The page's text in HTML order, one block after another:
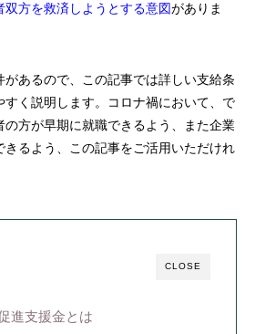
双方を救済しようとする意図がありま
あるので、この記事では詳しい支給条
く説明します。コロナ禍において、で
の方が早期に就職できるよう、また企業
きるよう、この記事をご活用いただけれ
CLOSE
進支援金とは